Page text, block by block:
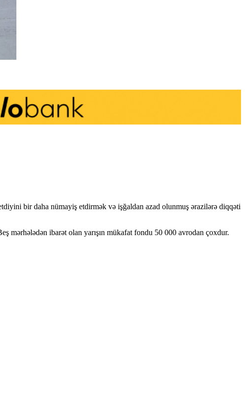
bir daha nümayiş etdirmək və işğaldan azad olunmuş ərazilərə diqqəti
mərhələdən ibarət olan yarışın mükafat fondu 50 000 avrodan çoxdur.